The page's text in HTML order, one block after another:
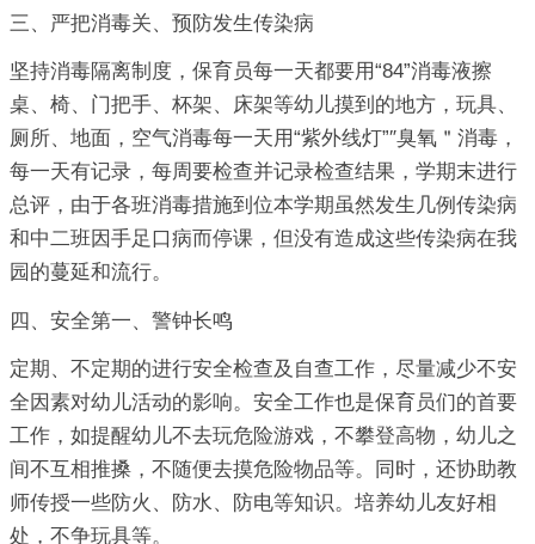
三、严把消毒关、预防发生传染病
坚持消毒隔离制度，保育员每一天都要用“84”消毒液擦
桌、椅、门把手、杯架、床架等幼儿摸到的地方，玩具、
厕所、地面，空气消毒每一天用“紫外线灯”″臭氧＂消毒，
每一天有记录，每周要检查并记录检查结果，学期末进行
总评，由于各班消毒措施到位本学期虽然发生几例传染病
和中二班因手足口病而停课，但没有造成这些传染病在我
园的蔓延和流行。
四、安全第一、警钟长鸣
定期、不定期的进行安全检查及自查工作，尽量减少不安
全因素对幼儿活动的影响。安全工作也是保育员们的首要
工作，如提醒幼儿不去玩危险游戏，不攀登高物，幼儿之
间不互相推搡，不随便去摸危险物品等。同时，还协助教
师传授一些防火、防水、防电等知识。培养幼儿友好相
处，不争玩具等。